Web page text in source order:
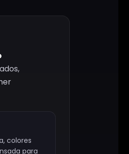
colores
para